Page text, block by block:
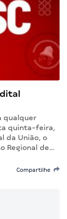
qualquer
quinta-feira,
da União, o
Regional de…
Compartilhe